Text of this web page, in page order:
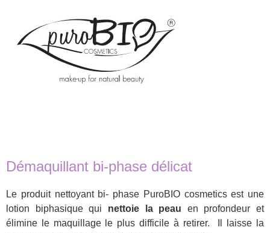
Démaquillant bi-phase délicat
Le produit nettoyant bi- phase PuroBIO cosmetics est une
lotion biphasique qui nettoie la peau en profondeur et
élimine le maquillage le plus difficile à retirer. Il laisse la